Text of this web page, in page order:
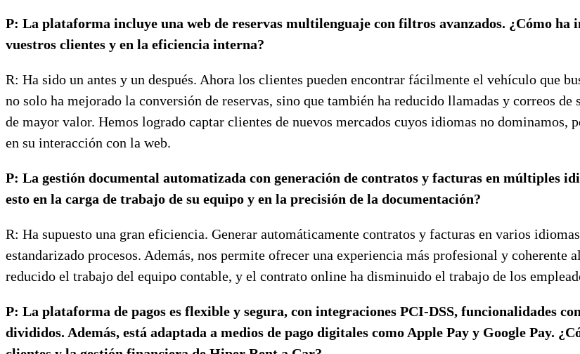
P: La plataforma incluye una web de reservas multilenguaje con filtros avanzados. ¿Cómo ha
vuestros clientes y en la eficiencia interna?
R: Ha sido un antes y un después. Ahora los clientes pueden encontrar fácilmente el vehículo que
no solo ha mejorado la conversión de reservas, sino que también ha reducido llamadas y correos
de mayor valor. Hemos logrado captar clientes de nuevos mercados cuyos idiomas no dominamos,
en su interacción con la web.
P: La gestión documental automatizada con generación de contratos y facturas en múltiples
esto en la carga de trabajo de su equipo y en la precisión de la documentación?
R: Ha supuesto una gran eficiencia. Generar automáticamente contratos y facturas en varios
estandarizado procesos. Además, nos permite ofrecer una experiencia más profesional y
reducido el trabajo del equipo contable, y el contrato online ha disminuido el trabajo de los
P: La plataforma de pagos es flexible y segura, con integraciones PCI-DSS, funcionalidades
divididos. Además, está adaptada a medios de pago digitales como Apple Pay y Google Pay.